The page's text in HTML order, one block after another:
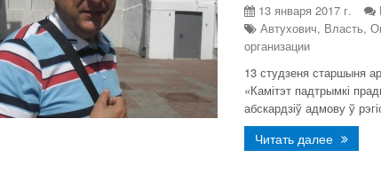
13 января 2017 г.
Автухович, Власть,
организации
13 студзеня старшыня
«Камітэт падтрымкі
абскардзіў адмову ў
Читать далее